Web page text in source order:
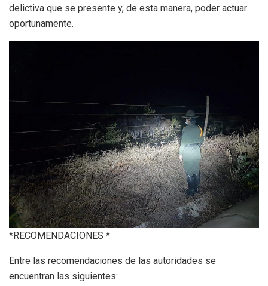
delictiva que se presente y, de esta manera, poder actuar
oportunamente.
*RECOMENDACIONES *
Entre las recomendaciones de las autoridades se
encuentran las siguientes: